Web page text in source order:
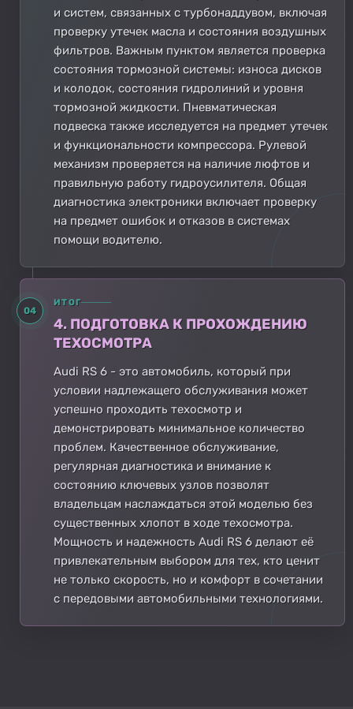
и систем, связанных с турбонаддувом, включая
проверку утечек масла и состояния воздушных
фильтров. Важным пунктом является проверка
состояния тормозной системы: износа дисков
и колодок, состояния гидролиний и уровня
тормозной жидкости. Пневматическая
подвеска также исследуется на предмет утечек
и функциональности компрессора. Рулевой
механизм проверяется на наличие люфтов и
правильную работу гидроусилителя. Общая
диагностика электроники включает проверку
на предмет ошибок и отказов в системах
помощи водителю.
04
ИТОГ
4. ПОДГОТОВКА К ПРОХОЖДЕНИЮ
ТЕХОСМОТРА
Audi RS 6 - это автомобиль, который при
условии надлежащего обслуживания может
успешно проходить техосмотр и
демонстрировать минимальное количество
проблем. Качественное обслуживание,
регулярная диагностика и внимание к
состоянию ключевых узлов позволят
владельцам наслаждаться этой моделью без
существенных хлопот в ходе техосмотра.
Мощность и надежность Audi RS 6 делают её
привлекательным выбором для тех, кто ценит
не только скорость, но и комфорт в сочетании
с передовыми автомобильными технологиями.